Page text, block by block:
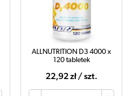
ALLNUTRITION D3 4000 x
120 tabletek
22,92 zł / szt.